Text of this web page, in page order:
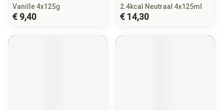
Vanille 4x125g
€ 9,40
2.4kcal Neutraal 4x125ml
€ 14,30